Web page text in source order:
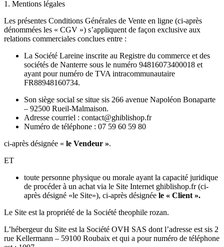
1. Mentions légales
Les présentes Conditions Générales de Vente en ligne (ci-après
dénommées les « CGV ») s’appliquent de façon exclusive aux
relations commerciales conclues entre :
La Société Lareine inscrite au Registre du commerce et des
sociétés de Nanterre sous le numéro 94816073400018 et
ayant pour numéro de TVA intracommunautaire
FR88948160734.
Son siège social se situe sis 266 avenue Napoléon Bonaparte
– 92500 Rueil-Malmaison.
Adresse courriel : contact@ghiblishop.fr
Numéro de téléphone : 07 59 60 59 80
ci-après désignée « le Vendeur ».
ET
toute personne physique ou morale ayant la capacité juridique
de procéder à un achat via le Site Internet ghiblishop.fr (ci-
après désigné «le Site»), ci-après désignée le « Client ».
Le Site est la propriété de la Société theophile rozan.
L’hébergeur du Site est la Société OVH SAS dont l’adresse est sis 2
rue Kellermann – 59100 Roubaix et qui a pour numéro de téléphone